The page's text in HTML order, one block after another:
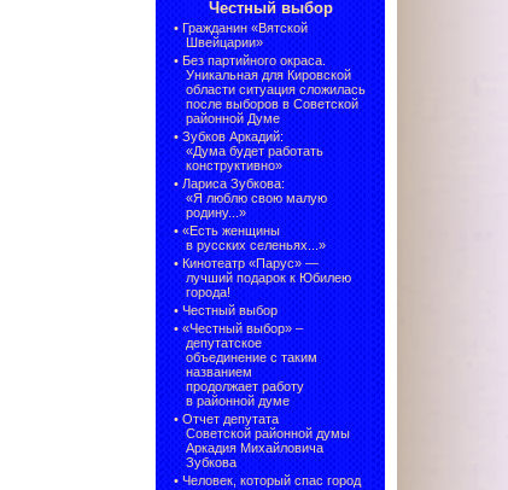
Честный выбор
• Гражданин «Вятской
Швейцарии»
• Без партийного окраса.
Уникальная для Кировской
области ситуация сложилась
после выборов в Советской
районной Думе
• Зубков Аркадий:
«Дума будет работать
конструктивно»
• Лариса Зубкова:
«Я люблю свою малую
родину...»
• «Есть женщины
в русских селеньях...»
• Кинотеатр «Парус» —
лучший подарок к Юбилею
города!
• Честный выбор
• «Честный выбор» –
депутатское
объединение с таким
названием
продолжает работу
в районной думе
• Отчет депутата
Советской районной думы
Аркадия Михайловича
Зубкова
• Человек, который спас город